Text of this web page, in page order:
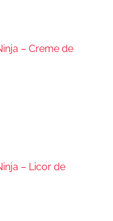
– Creme de
– Licor de